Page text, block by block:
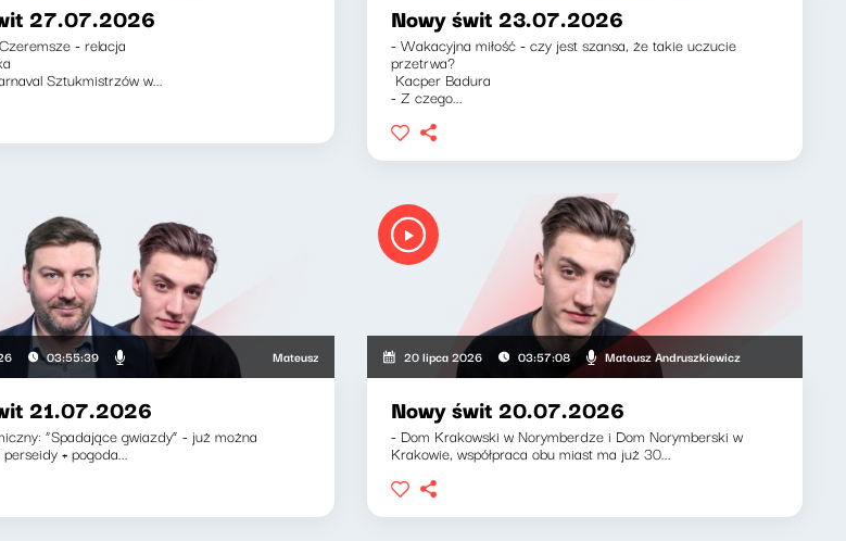
27.07.2026
- relacja
Sztukmistrzów w...
Nowy świt 23.07.2026
- Wakacyjna miłość - czy jest szansa, że takie uczucie
przetrwa?
Kacper Badura
- Z czego...
03:55:39 Mateusz Andruszkiewicz, Klaudiusz Slezak
21.07.2026
“Spadające gwiazdy” - już można
+ pogoda...
20 lipca 2026 03:57:08 Mateusz Andruszkiewicz
Nowy świt 20.07.2026
- Dom Krakowski w Norymberdze i Dom Norymberski w
Krakowie, współpraca obu miast ma już 30...